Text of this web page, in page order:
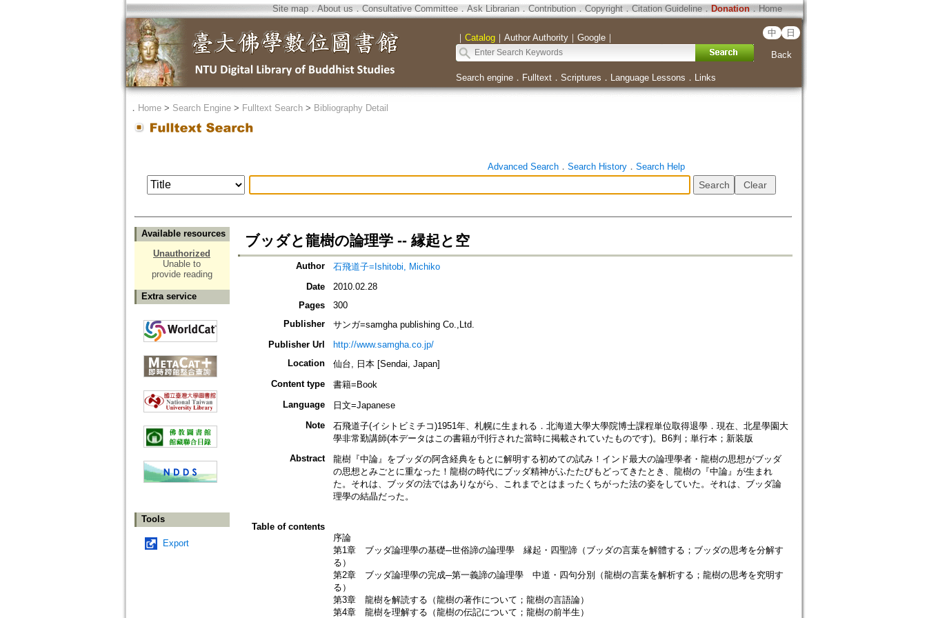
Site map．About us ． Consultative Committee． Ask Librarian． Contribution．Copyright．Citation Guideline． Donation．Home
｜ Catalog｜ Author Authority｜ Google｜ 中 日
Back
Search engine． Fulltext． Scriptures ． Language Lessons ． Links
． Home> Search Engine> Fulltext Search> Bibliography Detail
Advanced Search． Search History． Search Help
Available resources
Unauthorized
Unable to
provide reading
Extra service
Tools
Export
ブッダと龍樹の論理学 -- 縁起と空
Author
石飛道子=Ishitobi, Michiko
Date
2010.02.28
Pages
300
Publisher
サンガ=samgha publishing Co.,Ltd.
Publisher Url
http://www.samgha.co.jp/
Location
仙台, 日本 [Sendai, Japan]
Content type
書籍=Book
Language
日文=Japanese
Note
石飛道子(イシトビミチコ)1951年、札幌に生まれる．北海道大學大學院博士課程単位取得退學．現在、北星學園大
學非常勤講師(本データはこの書籍が刊行された當時に掲載されていたものです)。B6判；単行本；新装版
Abstract
龍樹『中論』をブッダの阿含経典をもとに解明する初めての試み！インド最大の論理學者・龍樹の思想がブッダ
の思想とみごとに重なった！龍樹の時代にブッダ精神がふたたびもどってきたとき、龍樹の『中論』が生まれ
た。それは、ブッダの法ではありながら、これまでとはまったくちがった法の姿をしていた。それは、ブッダ論
理學の結晶だった。
Table of contents
序論
第1章 ブッダ論理學の基礎─世俗諦の論理學 縁起・四聖諦（ブッダの言葉を解體する；ブッダの思考を分解す
る）
第2章 ブッダ論理學の完成─第一義諦の論理學 中道・四句分別（龍樹の言葉を解析する；龍樹の思考を究明す
る）
第3章 龍樹を解読する（龍樹の著作について；龍樹の言語論）
第4章 龍樹を理解する（龍樹の伝記について；龍樹の前半生）